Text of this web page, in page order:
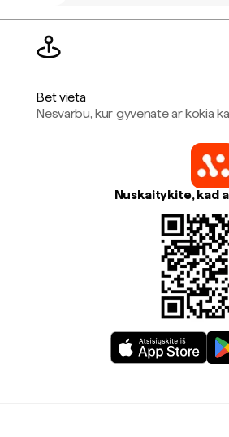
Bet vieta
Nesvarbu, kur gyvenate ar kokia
Nuskaitykite, kad